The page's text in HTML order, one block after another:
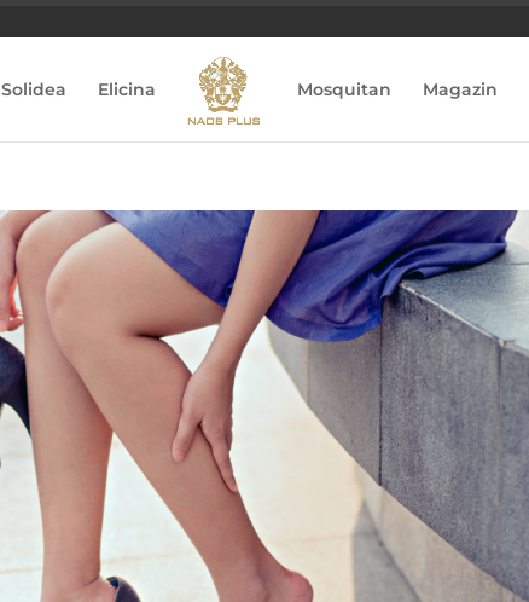
Solidea Elicina Mosquitan Magazin